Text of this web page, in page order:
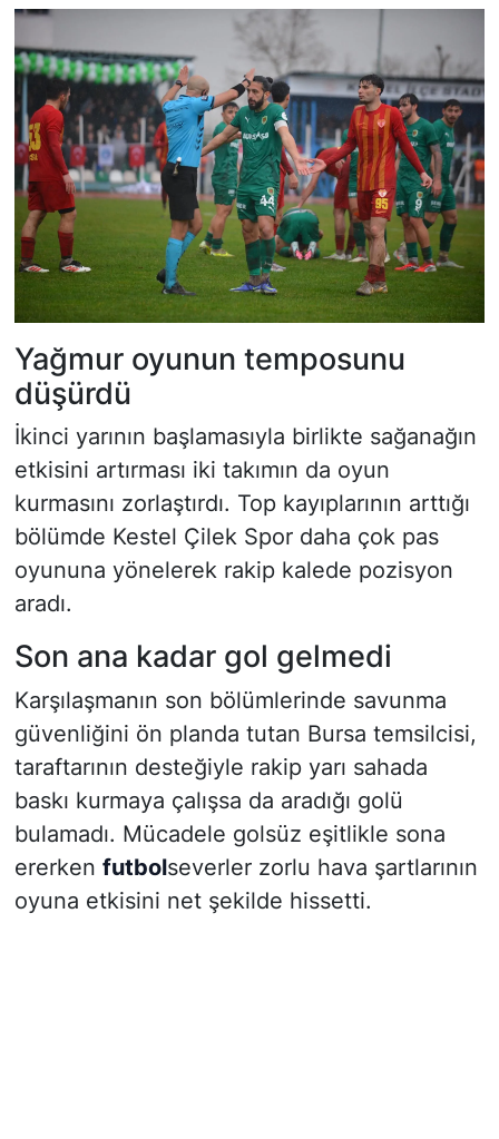
Yağmur oyunun temposunu
düşürdü
İkinci yarının başlamasıyla birlikte sağanağın
etkisini artırması iki takımın da oyun
kurmasını zorlaştırdı. Top kayıplarının arttığı
bölümde Kestel Çilek Spor daha çok pas
oyununa yönelerek rakip kalede pozisyon
aradı.
Son ana kadar gol gelmedi
Karşılaşmanın son bölümlerinde savunma
güvenliğini ön planda tutan Bursa temsilcisi,
taraftarının desteğiyle rakip yarı sahada
baskı kurmaya çalışsa da aradığı golü
bulamadı. Mücadele golsüz eşitlikle sona
ererken futbolseverler zorlu hava şartlarının
oyuna etkisini net şekilde hissetti.